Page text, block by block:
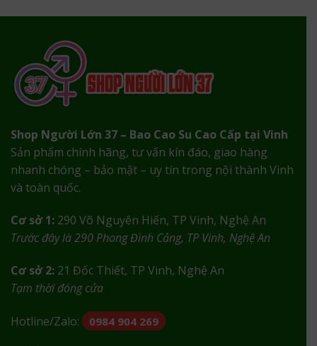
Shop Người Lớn 37 – Bao Cao Su Cao Cấp tại Vinh
Sản phẩm chính hãng, tư vấn kín đáo, giao hàng
nhanh chóng – bảo mật – uy tín trong nội thành Vinh
và toàn quốc.
Cơ sở 1: 290 Võ Nguyên Hiến, TP Vinh, Nghệ An
Trước đây là 290 Phong Đình Cảng, TP Vinh, Nghệ An
Cơ sở 2: 21 Đốc Thiết, TP Vinh, Nghệ An
Tạm thời đóng cửa
Hotline/Zalo: 0984 904 269